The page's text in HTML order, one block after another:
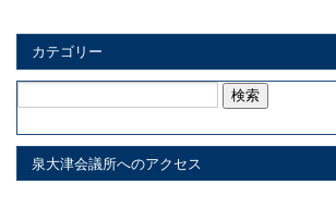
カテゴリー
泉大津会議所へのアクセス